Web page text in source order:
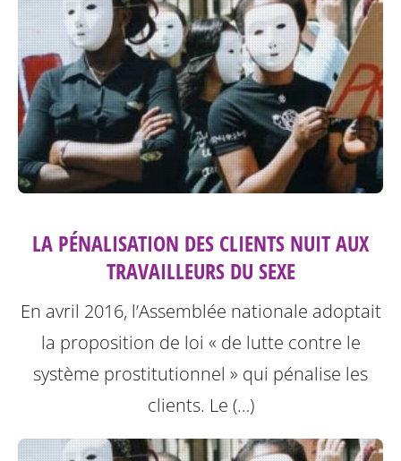
LA PÉNALISATION DES CLIENTS NUIT AUX
TRAVAILLEURS DU SEXE
En avril 2016, l’Assemblée nationale adoptait
la proposition de loi « de lutte contre le
système prostitutionnel » qui pénalise les
clients. Le (…)